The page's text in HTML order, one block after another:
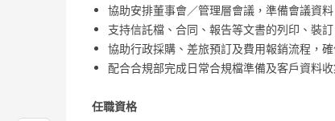
協助安排董事會／管理層會議，準備會議資
支持信託檔、合同、報告等文書的列印、裝
協助行政採購、差旅預訂及費用報銷流程，
配合合規部完成日常合規檔準備及客戶資料收
任職資格